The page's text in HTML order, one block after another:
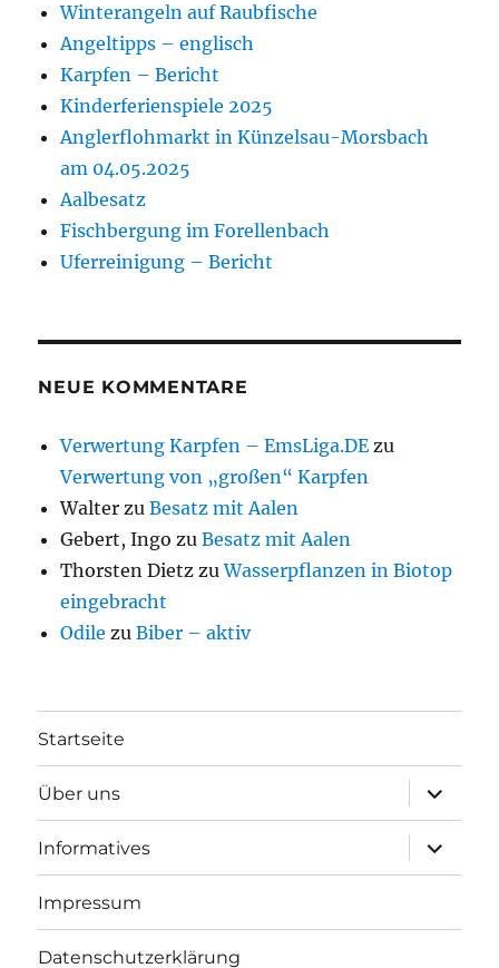
Winterangeln auf Raubfische
Angeltipps – englisch
Karpfen – Bericht
Kinderferienspiele 2025
Anglerflohmarkt in Künzelsau-Morsbach
am 04.05.2025
Aalbesatz
Fischbergung im Forellenbach
Uferreinigung – Bericht
NEUE KOMMENTARE
Verwertung Karpfen – EmsLiga.DE zu
Verwertung von „großen“ Karpfen
Walter zuBesatz mit Aalen
Gebert, Ingo zuBesatz mit Aalen
Thorsten Dietz zuWasserpflanzen in Biotop
eingebracht
Odile zuBiber – aktiv
Startseite
Über uns
öffnen
Informatives
öffnen
Impressum
Datenschutzerklärung